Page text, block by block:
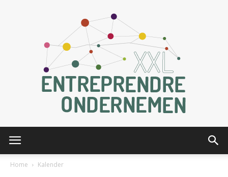
Home Kalender